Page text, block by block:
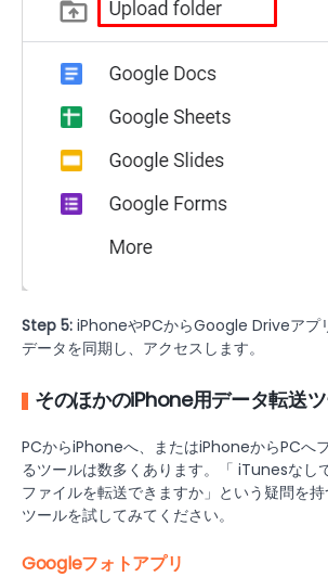
Step 5: iPhoneやPCからGoogle Driveアプ
データを同期し、アクセスします。
そのほかのiPhone用データ転送
PCからiPhoneへ、またはiPhoneからPCへ
るツールは数多くあります。「 iTunesなし
ファイルを転送できますか」という疑問を
ツールを試してみてください。
Googleフォトアプリ